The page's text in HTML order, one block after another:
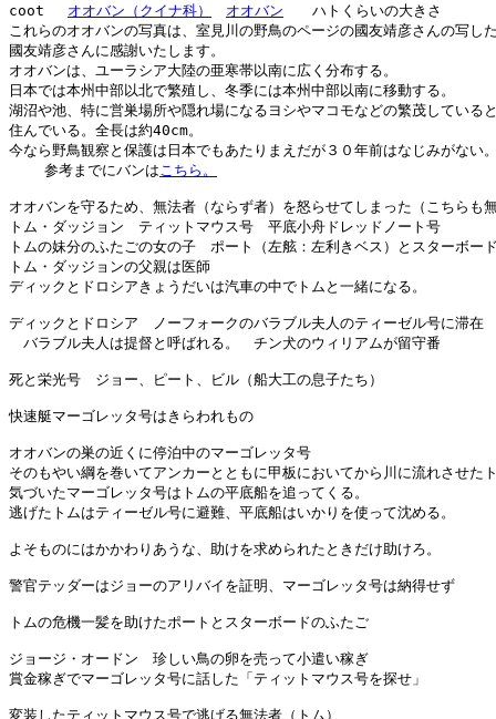
coot オオバン（クイナ科） オオバン ハトくらいの大きさ
これらのオオバンの写真は、室見川の野鳥のページの國友靖彦さんの写し
國友靖彦さんに感謝いたします。
オオバンは、ユーラシア大陸の亜寒帯以南に広く分布する。
日本では本州中部以北で繁殖し、冬季には本州中部以南に移動する。
湖沼や池、特に営巣場所や隠れ場になるヨシやマコモなどの繁茂している
住んでいる。全長は約40cm。
今なら野鳥観察と保護は日本でもあたりまえだが３０年前はなじみがない
    参考までにバンは
こちら。
オオバンを守るため、無法者（ならず者）を怒らせてしまった（こちらも
トム・ダッジョン　ティットマウス号　平底小舟ドレッドノート号
トムの妹分のふたごの女の子　ポート（左舷：左利きベス）とスターボー
トム・ダッジョンの父親は医師
ディックとドロシアきょうだいは汽車の中でトムと一緒になる。
ディックとドロシア　ノーフォークのバラブル夫人のティーゼル号に滞在
バラブル夫人は提督と呼ばれる。　チン犬のウィリアムが留守番
死と栄光号　ジョー、ピート、ビル（船大工の息子たち）
快速艇マーゴレッタ号はきらわれもの
オオバンの巣の近くに停泊中のマーゴレッタ号
そのもやい綱を巻いてアンカーとともに甲板においてから川に流れさせた
気づいたマーゴレッタ号はトムの平底船を追ってくる。
逃げたトムはティーゼル号に避難、平底船はいかりを使って沈める。
よそものにはかかわりあうな、助けを求められたときだけ助けろ。
警官テッダーはジョーのアリバイを証明、マーゴレッタ号は納得せず
トムの危機一髪を助けたポートとスターボードのふたご
ジョージ・オードン　珍しい鳥の卵を売って小遣い稼ぎ
賞金稼ぎでマーゴレッタ号に話した「ティットマウス号を探せ」
変装したティットマウス号で逃げる無法者（トム）